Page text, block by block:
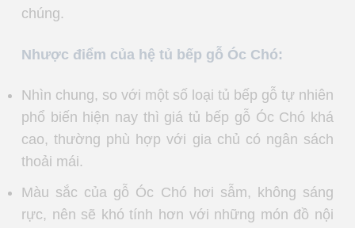
chúng.
Nhược điểm của hệ tủ bếp gỗ Óc Chó:
Nhìn chung, so với một số loại tủ bếp gỗ tự nhiên
phổ biến hiện nay thì giá tủ bếp gỗ Óc Chó khá
cao, thường phù hợp với gia chủ có ngân sách
thoải mái.
Màu sắc của gỗ Óc Chó hơi sẫm, không sáng
rực, nên sẽ khó tính hơn với những món đồ nội